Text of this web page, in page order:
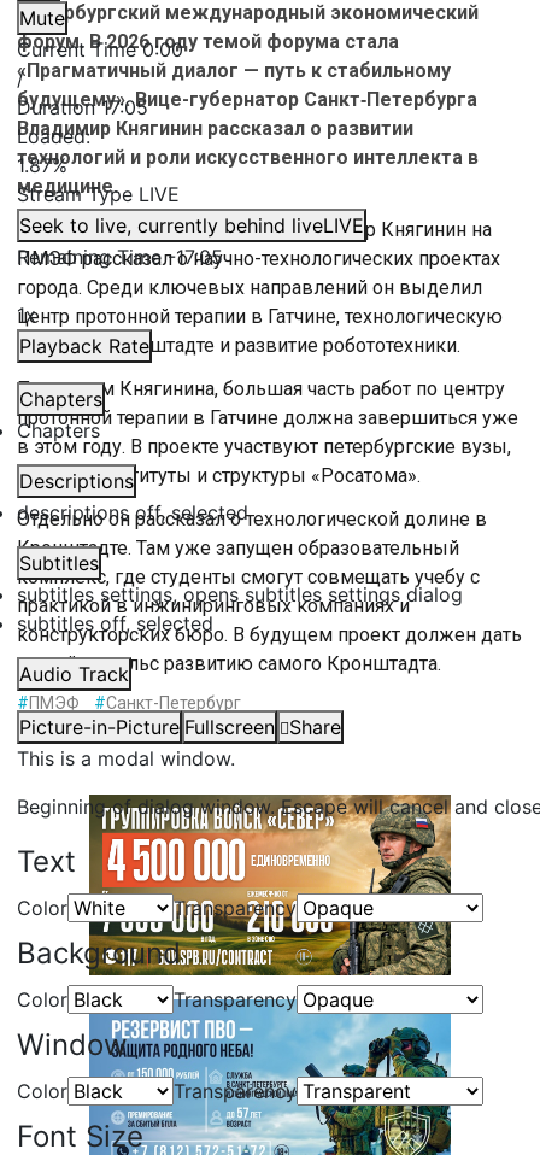
Mute
Current Time0:00
/
Duration17:05
Loaded:
1.87%
Stream Type LIVE
Seek to live, currently behind liveLIVE
Remaining Time-17:05
1x
Playback Rate
Chapters
Chapters
Descriptions
descriptions off, selected
Subtitles
subtitles settings, opens subtitles settings dialog
subtitles off, selected
Audio Track
Picture-in-Picture Fullscreen
Share
This is a modal window.
Beginning of dialog window. Escape will cancel and
Text
Color Transparency
Background
Color Transparency
Window
Color Transparency
Font Size
Петербургский международный экономический
форум. В 2026 году темой форума стала
«Прагматичный диалог — путь к стабильному
будущему». Вице-губернатор Санкт‑Петербурга
Владимир Княгинин рассказал о развитии
технологий и роли искусственного интеллекта в
медицине.
Вице-губернатор Петербурга Владимир Княгинин на
ПМЭФ рассказал о научно-технологических проектах
города. Среди ключевых направлений он выделил
центр протонной терапии в Гатчине, технологическую
долину в Кронштадте и развитие робототехники.
По словам Княгинина, большая часть работ по центру
протонной терапии в Гатчине должна завершиться уже
в этом году. В проекте участвуют петербургские вузы,
научные институты и структуры «Росатома».
Отдельно он рассказал о технологической долине в
Кронштадте. Там уже запущен образовательный
комплекс, где студенты смогут совмещать учебу с
практикой в инжиниринговых компаниях и
конструкторских бюро. В будущем проект должен дать
новый импульс развитию самого Кронштадта.
#ПМЭФ #Санкт-Петербург